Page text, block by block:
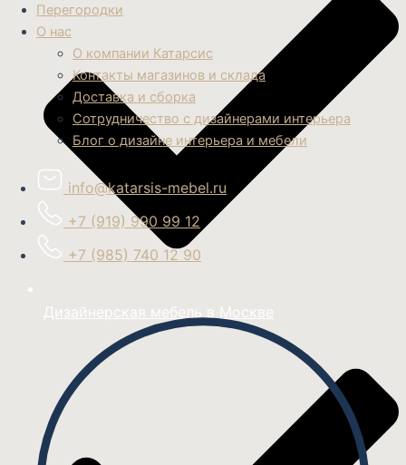
Перегородки
О нас
О компании Катарсис
Контакты магазинов и склада
Доставка и сборка
Сотрудничество с дизайнерами интерьера
Блог о дизайне интерьера и мебели
info@katarsis-mebel.ru
+7 (919) 990 99 12
+7 (985) 740 12 90
Дизайнерская мебель в Москве